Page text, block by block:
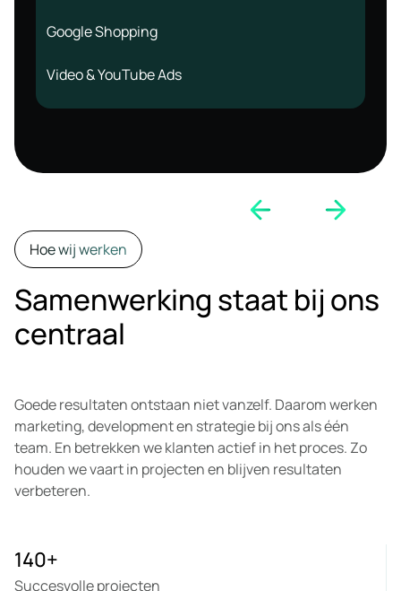
Google Shopping
Video & YouTube Ads
Hoe wij werken
Samenwerking staat bij ons
centraal
Goede resultaten ontstaan niet vanzelf. Daarom werken
marketing, development en strategie bij ons als één
team. En betrekken we klanten actief in het proces. Zo
houden we vaart in projecten en blijven resultaten
verbeteren.
Succesvolle projecten
140+